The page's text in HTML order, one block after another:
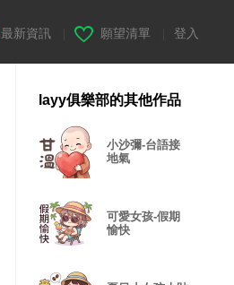
最新資訊 願望清單 登入
layy俱樂部的其他作品
小沙彌-台語接
地氣
可愛女孩-假期
愉快